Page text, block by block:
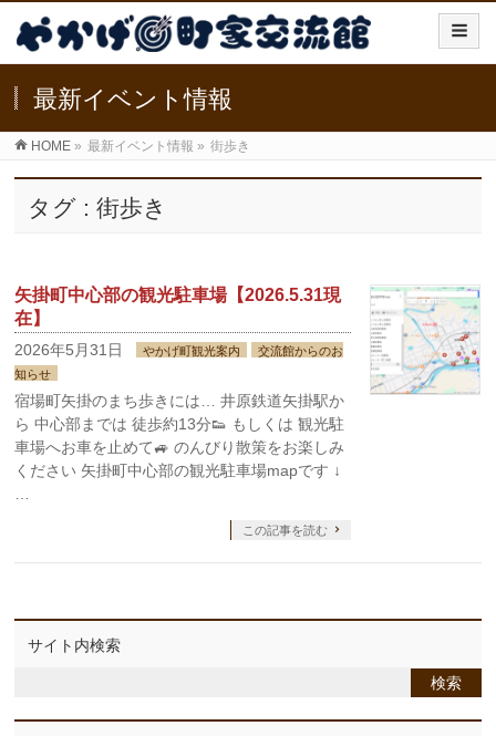
最新イベント情報
HOME » 最新イベント情報 » 街歩き
タグ : 街歩き
矢掛町中心部の観光駐車場【2026.5.31現
在】
2026年5月31日 やかげ町観光案内
交流館からのお
知らせ
宿場町矢掛のまち歩きには… 井原鉄道矢掛駅か
ら 中心部までは 徒歩約13分👟 もしくは 観光駐
車場へお車を止めて🚙 のんびり散策をお楽しみ
ください 矢掛町中心部の観光駐車場mapです ↓
この記事を読む
サイト内検索